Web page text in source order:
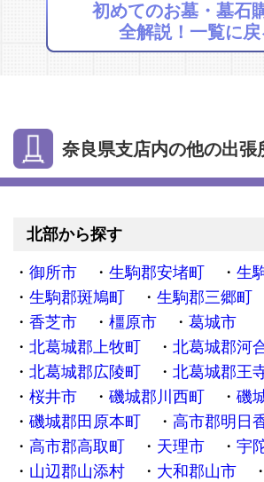
初めてのお墓・墓石
全解説！一覧に戻
奈良県支店内の他の出張
北部から探す
御所市 生駒郡安堵町
生
生駒郡斑鳩町
生駒郡三郷町
香芝市
橿原市
葛城市
北葛城郡上牧町
北葛城郡河
北葛城郡広陵町
北葛城郡王
桜井市
磯城郡川西町
磯
磯城郡田原本町
高市郡明日
高市郡高取町
天理市
宇
山辺郡山添村
大和郡山市